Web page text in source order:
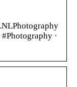
#Photography ·